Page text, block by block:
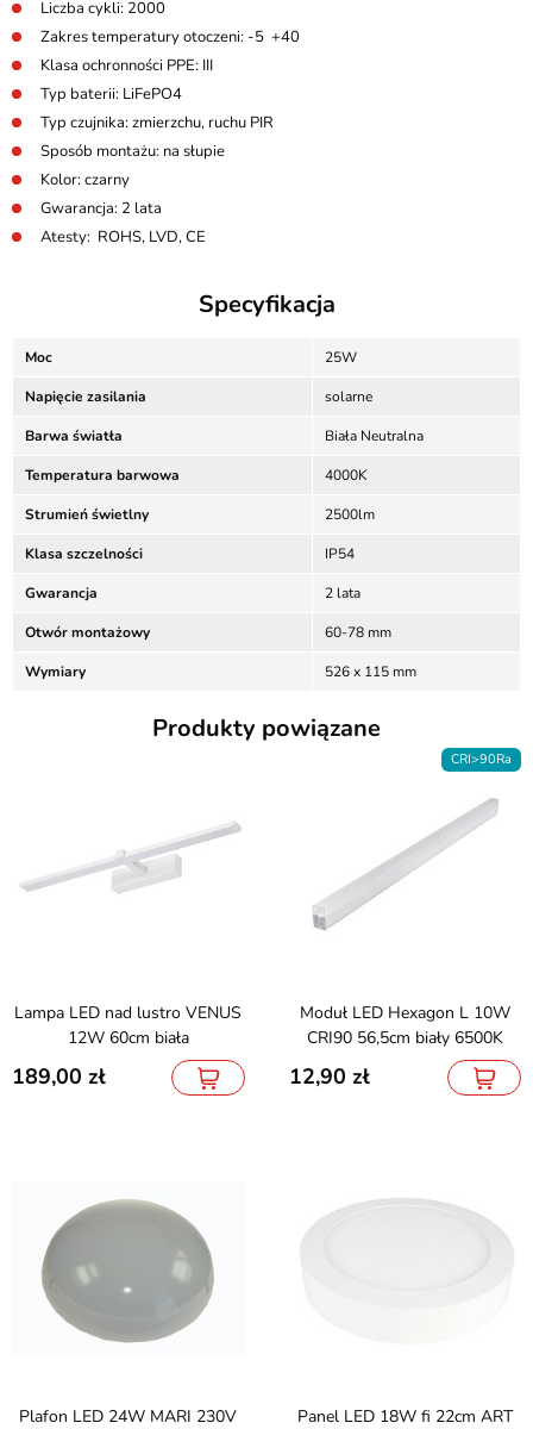
Liczba cykli: 2000
Zakres temperatury otoczeni: -5 +40
Klasa ochronności PPE: III
Typ baterii: LiFePO4
Typ czujnika: zmierzchu, ruchu PIR
Sposób montażu: na słupie
Kolor: czarny
Gwarancja: 2 lata
Atesty: ROHS, LVD, CE
Specyfikacja
Moc 25W
Napięcie zasilania solarne
Barwa światła Biała Neutralna
Temperatura barwowa 4000K
Strumień świetlny 2500lm
Klasa szczelności IP54
Gwarancja 2 lata
Otwór montażowy 60-78 mm
Wymiary 526 x 115 mm
Produkty powiązane
Lampa LED nad lustro VENUS
12W 60cm biała
189,00
CRI>90Ra
Moduł LED Hexagon L 10W
CRI90 56,5cm biały 6500K
12,90
Plafon LED 24W MARI 230V
Panel LED 18W fi 22cm ART